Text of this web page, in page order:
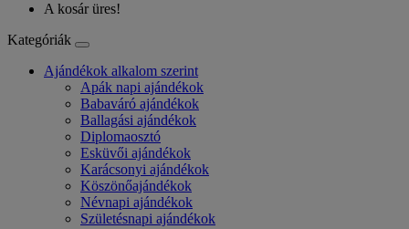
A kosár üres!
Kategóriák
Ajándékok alkalom szerint
Apák napi ajándékok
Babaváró ajándékok
Ballagási ajándékok
Diplomaosztó
Esküvői ajándékok
Karácsonyi ajándékok
Köszönőajándékok
Névnapi ajándékok
Születésnapi ajándékok